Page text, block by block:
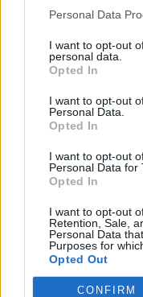
Personal Data
I want to opt-out
personal data.
Opted In
I want to opt-out
Personal Data.
Opted In
I want to opt-out
Personal Data for
Opted In
I want to opt-out
Retention, Sale,
Personal Data
Purposes for
Opted Out
CONFIRM
Akkumulátor
A
Elektromos
Smart